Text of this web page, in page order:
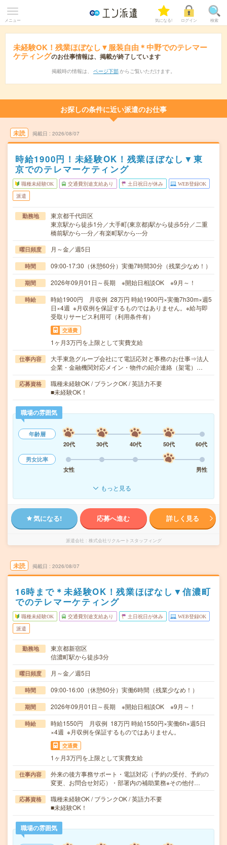
メニュー 気になる! ログイン 検索
未経験OK！残業ほぼなし▼服装自由＊中野でのテレマー
ケティングのお仕事情報は、掲載が終了しています
掲載時の情報は、 ページ下部 からご覧いただけます。
お探しの条件に近い派遣のお仕事
未読 掲載日 2026/08/07
時給1900円！未経験OK！残業ほぼなし▼東
京でのテレマーケティング
職種未経験OK 交通費別途支給あり 土日祝日が休み WEB登録OK
派遣
勤務地
東京都千代田区
東京駅から徒歩1分／大手町(東京都)駅から徒歩5分／二重
橋前駅から---分／有楽町駅から---分
曜日頻度 月～金／週5日
時間 09:00-17:30（休憩60分）実働7時間30分（残業少なめ！）
期間 2026年09月01日～長期 ※開始日相談OK ※9月～！
時給
時給1900円 月収例 28万円 時給1900円×実働7h30m×週5
日×4週 ※月収例を保証するものではありません。※給与即
受取りサービス利用可（利用条件有）
交通費
1ヶ月3万円を上限として実費支給
仕事内容
大手東急グループ会社にて電話応対と事務のお仕事⇒法人
企業・金融機関対応メイン・物件の紹介連絡（架電）…
応募資格
職種未経験OK / ブランクOK / 英語力不要
■未経験OK！
職場の雰囲気
年齢層
20代
30代 40代 50代
60代
男女比率
女性
男性
もっと見る
気になる! 応募へ進む 詳しく見る
派遣会社 株式会社リクルートスタッフィング
未読 掲載日 2026/08/07
16時まで＊未経験OK！残業ほぼなし▼信濃町
でのテレマーケティング
職種未経験OK 交通費別途支給あり 土日祝日が休み WEB登録OK
派遣
勤務地
東京都新宿区
信濃町駅から徒歩3分
曜日頻度 月～金／週5日
時間 09:00-16:00（休憩60分）実働6時間（残業少なめ！）
期間 2026年09月01日～長期 ※開始日相談OK ※9月～！
時給
時給1550円 月収例 18万円 時給1550円×実働6h×週5日
×4週 ※月収例を保証するものではありません。
交通費
1ヶ月3万円を上限として実費支給
仕事内容
外来の後方事務サポート・電話対応（予約の受付、予約の
変更、お問合せ対応）・部署内の補助業務※その他付…
応募資格
職種未経験OK / ブランクOK / 英語力不要
■未経験OK！
職場の雰囲気